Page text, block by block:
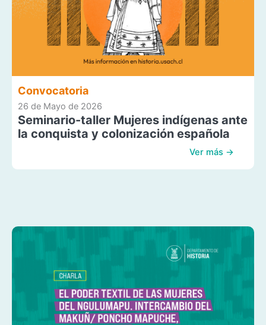
Convocatoria
26 de Mayo de 2026
Seminario-taller Mujeres indígenas ante
la conquista y colonización española
Ver más →